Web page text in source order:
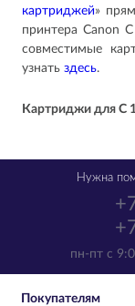
картриджей»
принтера Canon
совместимые
узнать здесь.
Картриджи для C
пн-пт с
Нужна
Покупателям